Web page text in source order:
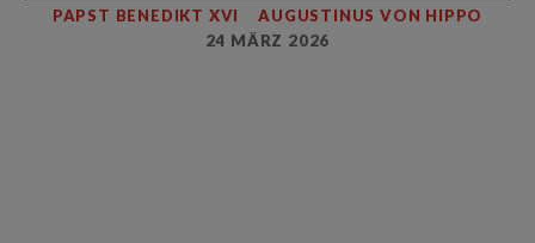
PAPST BENEDIKT XVI
AUGUSTINUS VON HIPPO
24 MÄRZ 2026